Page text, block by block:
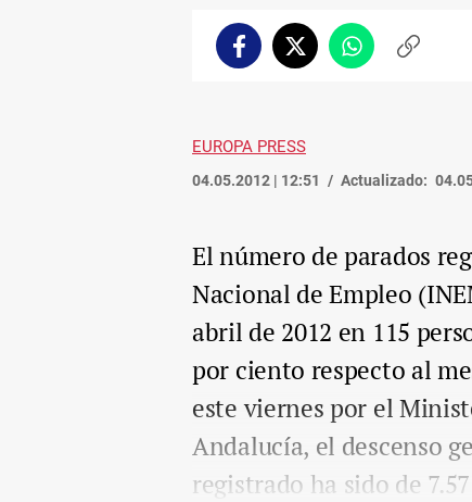
FacebookTwitterWhatsappCopiar
EUROPA PRESS
04.05.2012 | 12:51 Actualizado:
El número de parados
Nacional de Empleo
abril de 2012 en 115
por ciento respecto al
este viernes por el
Andalucía, el descenso
registrado ha sido de